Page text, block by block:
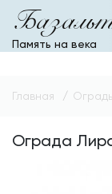
Память на века
Главная
Ограда